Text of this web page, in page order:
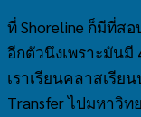
ที่ Shoreline ก็มีที่สอ
อีกตัวนึงเพราะมัน
เราเรียนคลาสเรีย
Transfer ไปมหาวิ